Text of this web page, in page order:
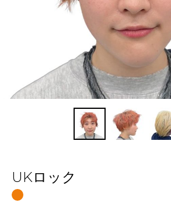
UKロック